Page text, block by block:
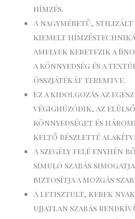
hímzés.
A nagyméretű,
kiemelt
amelyek keretezik a
a könnyedség és a
összjátékát teremtve.
Ez a kidolgozás az
végighúzódik, az
könnyedséget és
keltő részletté
A szegély felé enyhén
simuló szabás
biztosítja a mozgás
A letisztult, kerek
ujjatlan szabás